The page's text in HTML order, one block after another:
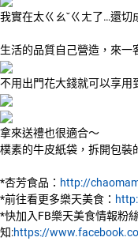
我實在太ㄍㄠˇㄍㄤ了…還切
生活的品質自己營造，來一
不用出門花大錢就可以享用
拿來送禮也很適合～
樸素的牛皮紙袋，拆開包裝
*杏芳食品： http://
*前往看更多樂天美食：
*快加入FB樂天美食情報粉
知:https://